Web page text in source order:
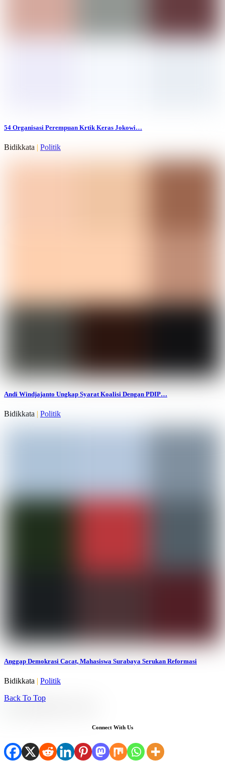
54 Organisasi Perempuan Krtik Keras Jokowi…
Bidikkata | Politik
Andi Windjajanto Ungkap Syarat Koalisi Dengan PDIP…
Bidikkata | Politik
Anggap Demokrasi Cacat, Mahasiswa Surabaya Serukan Reformasi
Bidikkata | Politik
Back To Top
Connect With Us